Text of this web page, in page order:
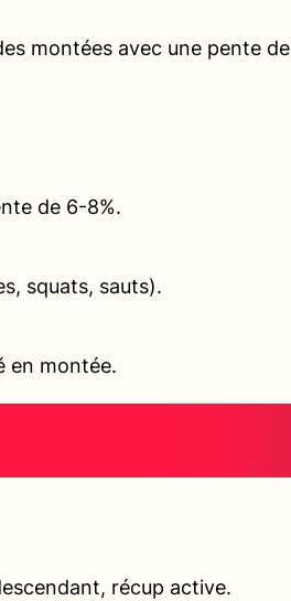
montées avec une pente de
de 6-8%.
squats, sauts).
en montée.
récup active.